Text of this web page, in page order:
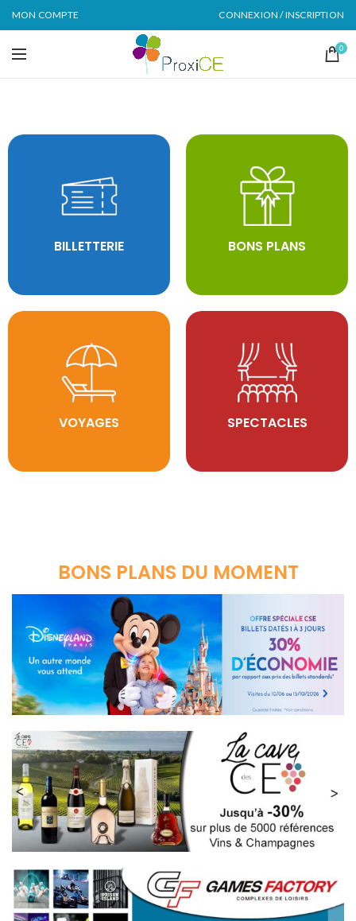
MON COMPTE CONNEXION / INSCRIPTION
0
BILLETTERIE BONS PLANS
VOYAGES SPECTACLES
BONS PLANS DU MOMENT